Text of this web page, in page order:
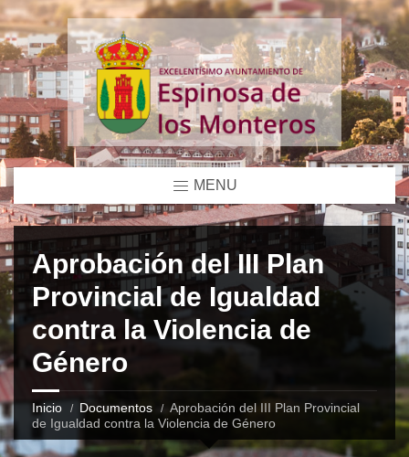
MENU
Aprobación del III Plan
Provincial de Igualdad
contra la Violencia de
Género
Inicio Documentos
Aprobación del III Plan Provincial
de Igualdad contra la Violencia de Género